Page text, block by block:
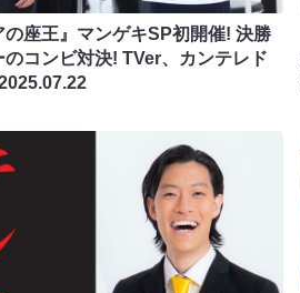
の座王』マンゲキSP初開催! 決勝
のコンビ対決! TVer、カンテレド